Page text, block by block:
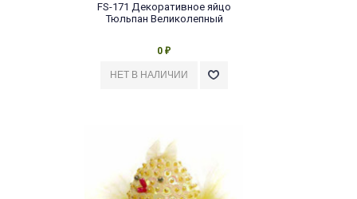
FS-171 Декоративное яйцо
Тюльпан Великолепный
0 ₽